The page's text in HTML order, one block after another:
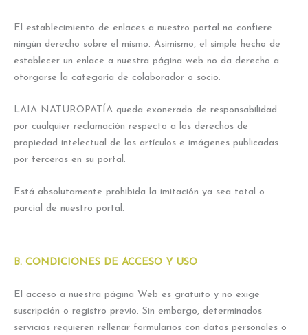
El establecimiento de enlaces a nuestro portal no confiere
ningún derecho sobre el mismo. Asimismo, el simple hecho de
establecer un enlace a nuestra página web no da derecho a
otorgarse la categoría de colaborador o socio.
LAIA NATUROPATÍA queda exonerado de responsabilidad
por cualquier reclamación respecto a los derechos de
propiedad intelectual de los artículos e imágenes publicadas
por terceros en su portal.
Está absolutamente prohibida la imitación ya sea total o
parcial de nuestro portal.
B. CONDICIONES DE ACCESO Y USO
El acceso a nuestra página Web es gratuito y no exige
suscripción o registro previo. Sin embargo, determinados
servicios requieren rellenar formularios con datos personales o